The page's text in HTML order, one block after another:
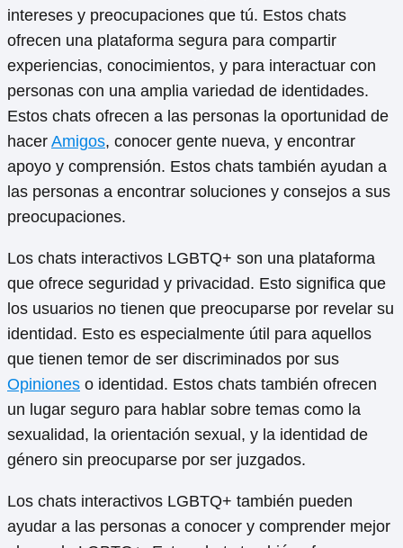
intereses y preocupaciones que tú. Estos chats
ofrecen una plataforma segura para compartir
experiencias, conocimientos, y para interactuar con
personas con una amplia variedad de identidades.
Estos chats ofrecen a las personas la oportunidad de
hacer Amigos, conocer gente nueva, y encontrar
apoyo y comprensión. Estos chats también ayudan a
las personas a encontrar soluciones y consejos a sus
preocupaciones.
Los chats interactivos LGBTQ+ son una plataforma
que ofrece seguridad y privacidad. Esto significa que
los usuarios no tienen que preocuparse por revelar su
identidad. Esto es especialmente útil para aquellos
que tienen temor de ser discriminados por sus
Opiniones o identidad. Estos chats también ofrecen
un lugar seguro para hablar sobre temas como la
sexualidad, la orientación sexual, y la identidad de
género sin preocuparse por ser juzgados.
Los chats interactivos LGBTQ+ también pueden
ayudar a las personas a conocer y comprender mejor